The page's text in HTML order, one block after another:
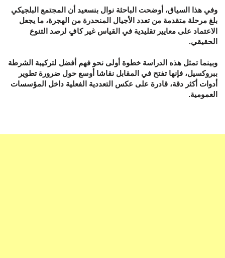
وفي هذا السياق، أوضحت الباحثة نوال بنسعيد أن المجتمع البلجيكي
بلغ مرحلة متقدمة من تعدد الأجيال المنحدرة من الهجرة، ما يجعل
الاعتماد على معايير تقليدية في القياس غير كافٍ لرصد التنوع
الحقيقي.
وبينما تمثل هذه الدراسة خطوة أولى نحو فهم أفضل لتركيبة الشرطة
ببروكسيل، فإنها تفتح في المقابل نقاشا أوسع حول ضرورة تطوير
أدوات أكثر دقة، قادرة على عكس التعددية الفعلية داخل المؤسسات
العمومية.